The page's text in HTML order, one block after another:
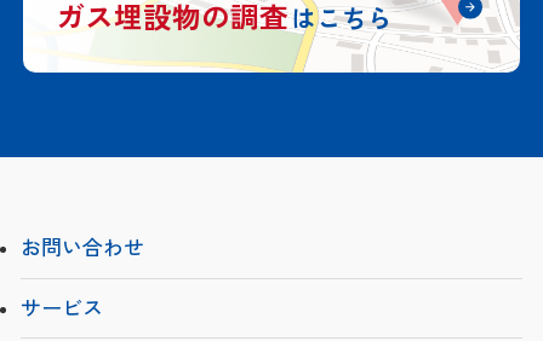
ガス埋設物の調査はこちら
お問い合わせ
サービス